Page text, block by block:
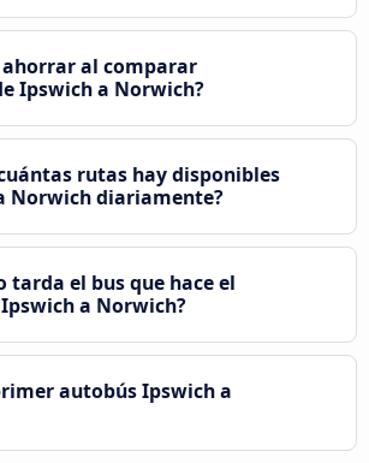
ahorrar al comparar
Ipswich a Norwich?
rutas hay disponibles
Norwich diariamente?
tarda el bus que hace el
a Norwich?
autobús Ipswich a